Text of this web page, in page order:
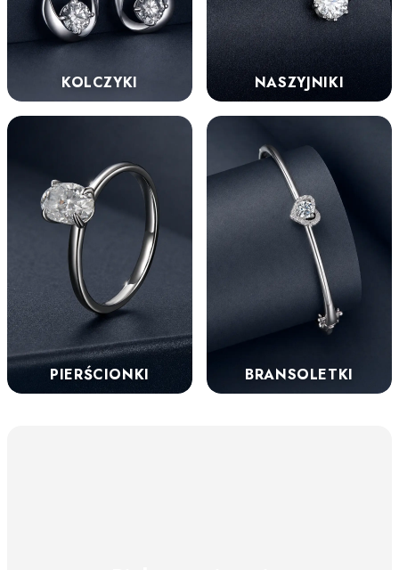
KOLCZYKI NASZYJNIKI
PIERŚCIONKI BRANSOLETKI